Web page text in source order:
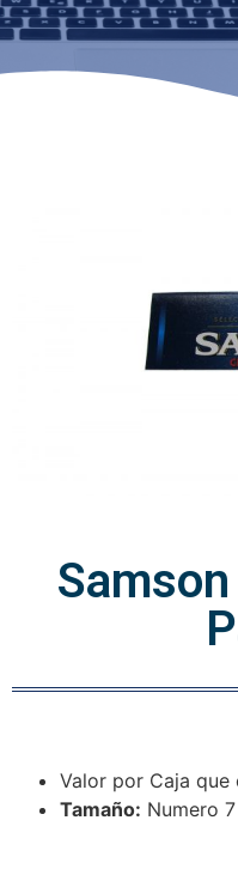
Valor por Caja
Tamaño: Numero 7